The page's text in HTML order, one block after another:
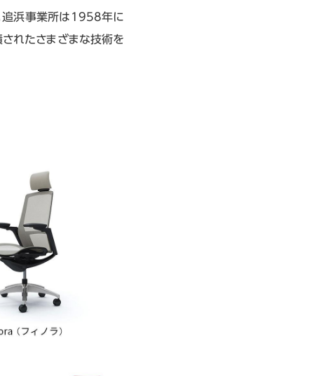
追浜事業所は1958年に
されたさまざまな技術を